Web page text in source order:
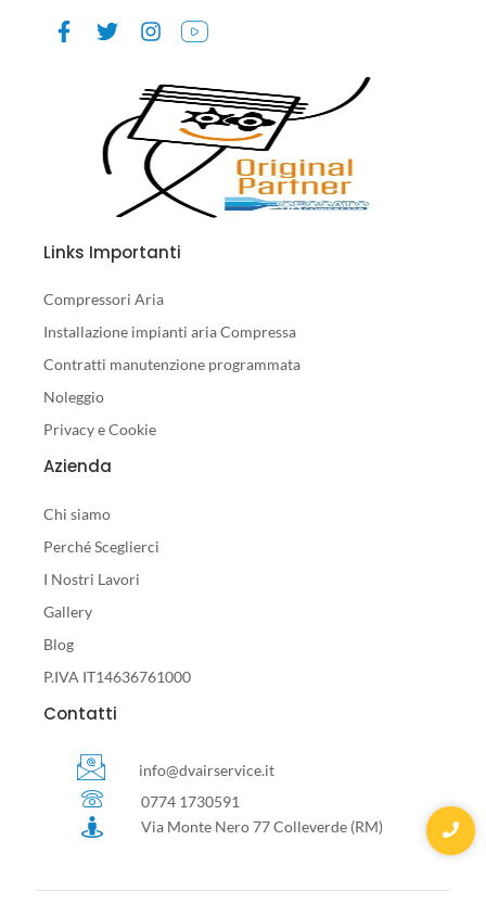
Links Importanti
Compressori Aria
Installazione impianti aria Compressa
Contratti manutenzione programmata
Noleggio
Privacy e Cookie
Azienda
Chi siamo
Perché Sceglierci
I Nostri Lavori
Gallery
Blog
P.IVA IT14636761000
Contatti
info@dvairservice.it
0774 1730591
Via Monte Nero 77 Colleverde (RM)